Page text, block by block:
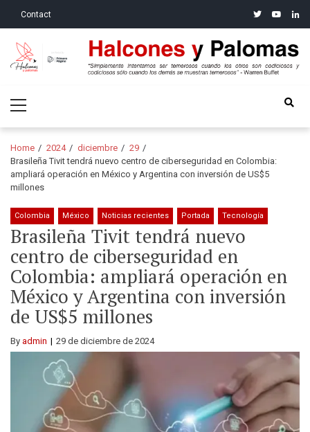
Contact twitteryoutube
Halcones y Palomas
Menu
Home 2024 diciembre
29
Brasileña Tivit tendrá nuevo centro de ciberseguridad en Colombia:
ampliará operación en México y Argentina con inversión de US$5
millones
Colombia México Noticias recientes Portada Tecnología
Brasileña Tivit tendrá nuevo
centro de ciberseguridad en
Colombia: ampliará operación en
México y Argentina con inversión
de US$5 millones
By admin 29 de diciembre de 2024